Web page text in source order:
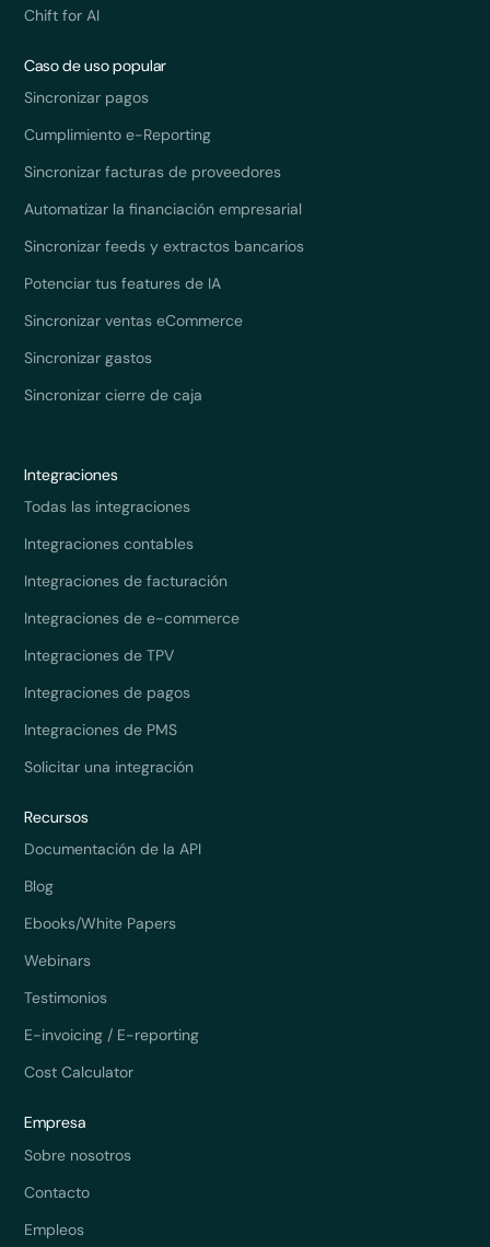
Chift for AI
Caso de uso popular
Sincronizar pagos
Cumplimiento e-Reporting
Sincronizar facturas de proveedores
Automatizar la financiación empresarial
Sincronizar feeds y extractos bancarios
Potenciar tus features de IA
Sincronizar ventas eCommerce
Sincronizar gastos
Sincronizar cierre de caja
Integraciones
Todas las integraciones
Integraciones contables
Integraciones de facturación
Integraciones de e-commerce
Integraciones de TPV
Integraciones de pagos
Integraciones de PMS
Solicitar una integración
Recursos
Documentación de la API
Blog
Ebooks/White Papers
Webinars
Testimonios
E-invoicing / E-reporting
Cost Calculator
Empresa
Sobre nosotros
Contacto
Empleos